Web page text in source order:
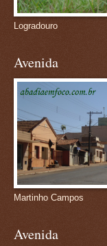
Logradouro
Avenida
Martinho Campos
Avenida